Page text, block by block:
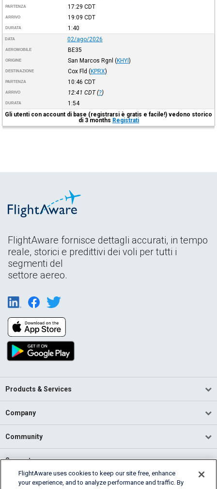
PARTENZA 17:29 CDT
ARRIVO 19:09 CDT
DURATA 1:40
DATA 02/ago/2026
AEROMOBILE BE35
ORIGINE San Marcos Rgnl (KHYI)
DESTINAZIONE Cox Fld (KPRX)
PARTENZA 10:46 CDT
ARRIVO 12:41 CDT(?)
DURATA
1:54
Gli utenti con account di base (registrarsi è gratis e facile!) vedono storico
di 3 months Registrati
FlightAware fornisce dettagli accurati, in tempo
reale, storici e predittivi dei voli per tutti i
segmenti del
settore aereo.
Products & Services
Company
Community
Support
English (USA)
FlightAware uses cookies to keep our site free, enhance
your experience, and to analyze performance and traffic. By